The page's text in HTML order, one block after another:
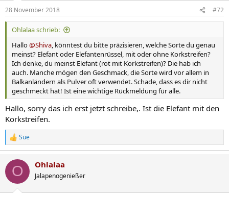
28 November 2018 #72
Ohlalaa schrieb:
Hallo@Shiva, könntest du bitte präzisieren, welche Sorte du genau
meinst? Elefant oder Elefantenrüssel, mit oder ohne Korkstreifen?
Ich denke, du meinst Elefant (rot mit Korkstreifen)? Die hab ich
auch. Manche mögen den Geschmack, die Sorte wird vor allem in
Balkanländern als Pulver oft verwendet. Schade, dass es dir nicht
geschmeckt hat! Ist eine wichtige Rückmeldung für alle.
Hallo, sorry das ich erst jetzt schreibe,. Ist die Elefant mit den
Korkstreifen.
R
e
k
i
Sue
O Ohlalaa
Jalapenogenießer